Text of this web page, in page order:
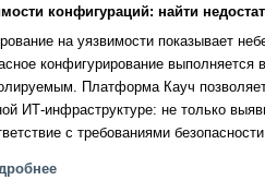
конфигураций: найти
на уязвимости показывает
конфигурирование выполняется
Платформа Кауч
ИТ-инфраструктуре: не только
с требованиями